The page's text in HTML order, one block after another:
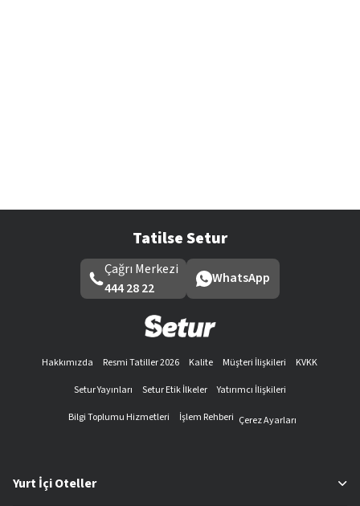
Tatilse Setur
Çağrı Merkezi
444 28 22
WhatsApp
Hakkımızda Resmi Tatiller 2026 Kalite Müşteri İlişkileri
KVKK
Setur Yayınları
Setur Etik İlkeler
Yatırımcı İlişkileri
Bilgi Toplumu Hizmetleri
İşlem Rehberi Çerez Ayarları
Yurt İçi Oteller